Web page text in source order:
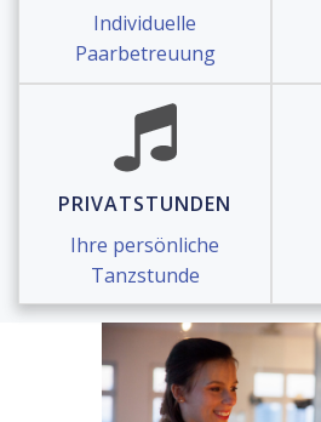
Individuelle
Paarbetreuung
PRIVATSTUNDEN
Ihre persönliche
Tanzstunde